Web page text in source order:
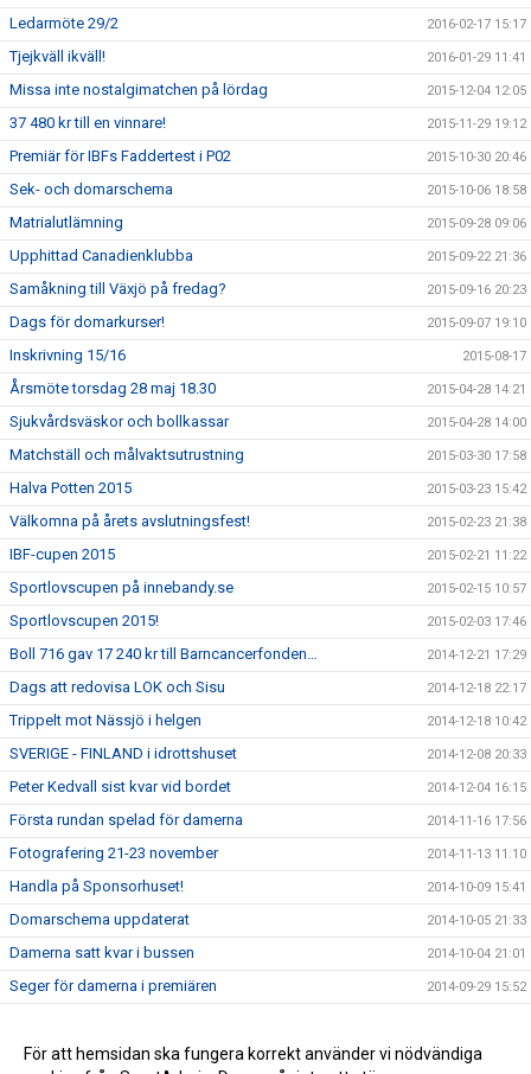
Ledarmöte 29/2 2016-02-17 15:17
Tjejkväll ikväll! 2016-01-29 11:41
Missa inte nostalgimatchen på lördag 2015-12-04 12:05
37 480 kr till en vinnare! 2015-11-29 19:12
Premiär för IBFs Faddertest i P02 2015-10-30 20:46
Sek- och domarschema 2015-10-06 18:58
Matrialutlämning 2015-09-28 09:06
Upphittad Canadienklubba 2015-09-22 21:36
Samåkning till Växjö på fredag? 2015-09-16 20:23
Dags för domarkurser! 2015-09-07 19:10
Inskrivning 15/16 2015-08-17
Årsmöte torsdag 28 maj 18.30 2015-04-28 14:21
Sjukvårdsväskor och bollkassar 2015-04-28 14:00
Matchställ och målvaktsutrustning 2015-03-30 17:58
Halva Potten 2015 2015-03-23 15:42
Välkomna på årets avslutningsfest! 2015-02-23 21:38
IBF-cupen 2015 2015-02-21 11:22
Sportlovscupen på innebandy.se 2015-02-15 10:57
Sportlovscupen 2015! 2015-02-03 17:46
Boll 716 gav 17 240 kr till Barncancerfonden… 2014-12-21 17:29
Dags att redovisa LOK och Sisu 2014-12-18 22:17
Trippelt mot Nässjö i helgen 2014-12-18 10:42
SVERIGE - FINLAND i idrottshuset 2014-12-08 20:33
Peter Kedvall sist kvar vid bordet 2014-12-04 16:15
Första rundan spelad för damerna 2014-11-16 17:56
Fotografering 21-23 november 2014-11-13 11:10
Handla på Sponsorhuset! 2014-10-09 15:41
Domarschema uppdaterat 2014-10-05 21:33
Damerna satt kvar i bussen 2014-10-04 21:01
Seger för damerna i premiären 2014-09-29 15:52
Förlust mot Fjädern 2014-09-11 12:57
För att hemsidan ska fungera korrekt använder vi nödvändiga